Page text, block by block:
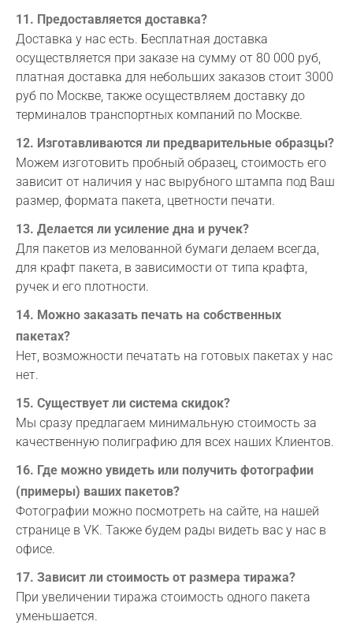
11. Предоставляется доставка?
Доставка у нас есть. Бесплатная доставка
осуществляется при заказе на сумму от 80 000 руб,
платная доставка для небольших заказов стоит 3000
руб по Москве, также осуществляем доставку до
терминалов транспортных компаний по Москве.
12. Изготавливаются ли предварительные образцы?
Можем изготовить пробный образец, стоимость его
зависит от наличия у нас вырубного штампа под Ваш
размер, формата пакета, цветности печати.
13. Делается ли усиление дна и ручек?
Для пакетов из мелованной бумаги делаем всегда,
для крафт пакета, в зависимости от типа крафта,
ручек и его плотности.
14. Можно заказать печать на собственных
пакетах?
Нет, возможности печатать на готовых пакетах у нас
нет.
15. Существует ли система скидок?
Мы сразу предлагаем минимальную стоимость за
качественную полиграфию для всех наших Клиентов.
16. Где можно увидеть или получить фотографии
(примеры) ваших пакетов?
Фотографии можно посмотреть на сайте, на нашей
странице в VK. Также будем рады видеть вас у нас в
офисе.
17. Зависит ли стоимость от размера тиража?
При увеличении тиража стоимость одного пакета
уменьшается.